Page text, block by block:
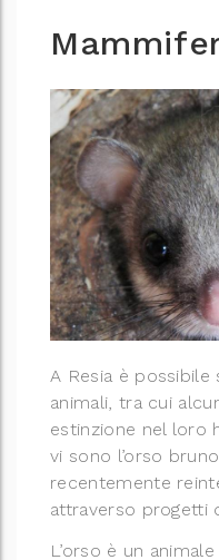
A Resia è
animali, tra cui
estinzione nel loro
vi sono l’orso
recentemente
attraverso progetti
L’orso è un